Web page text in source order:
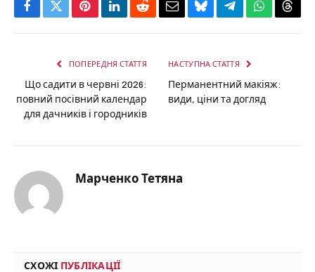
Facebook
TwitterPinterestLinkedInRedditEmailBlueskyTelegramWhatsApp
ПОПЕРЕДНЯ СТАТТЯ
Що садити в червні 2026:
повний посівний календар
для дачників і городників
НАСТУПНА СТАТТЯ
Перманентний макіяж:
види, ціни та догляд
Марченко Тетяна
СХОЖІ ПУБЛІКАЦІЇ